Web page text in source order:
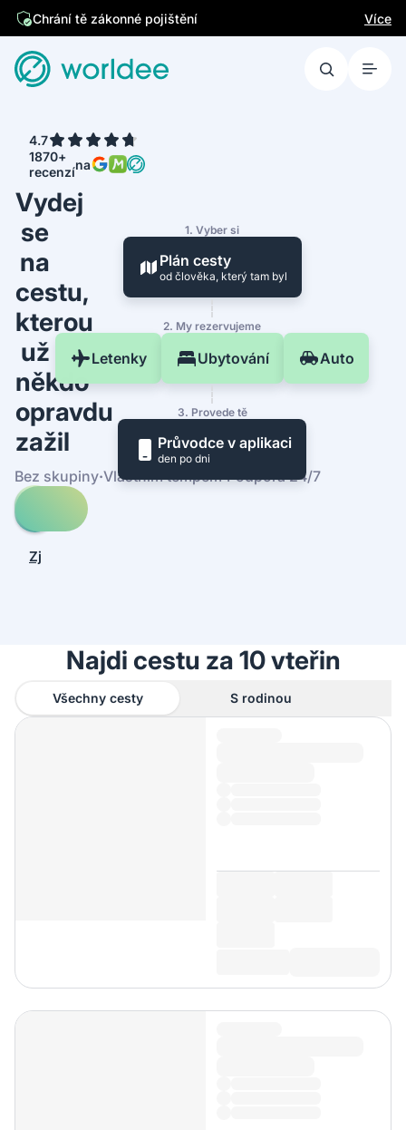
Více
4.7
1870+
recenzína
Vydej
se
na
cestu,
kterou
už
někdo
opravdu
zažil
Bez skupiny·Vlastním tempem·Podpora 24/7
Prohledej
cesty
Zjistit,
1. Vyber si
Plán cesty
od člověka, který tam byl
2. My rezervujeme
Letenky Ubytování Auto
3. Provede tě
Průvodce v aplikaci
den po dni
Najdi cestu za 10 vteřin
Všechny cesty S rodinou